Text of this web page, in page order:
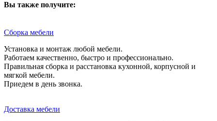
Вы также получите:
Сборка мебели
Установка и монтаж любой мебели.
Работаем качественно, быстро и профессионально.
Правильная сборка и расстановка кухонной, корпусной и
мягкой мебели.
Приедем в день звонка.
Доставка мебели